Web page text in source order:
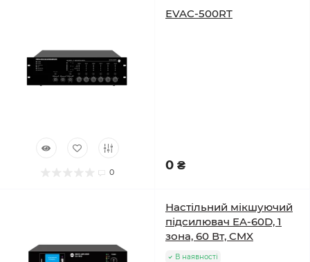
0
EVAC-500RT
0 ₴
Настільний мікшуючий
підсилювач EA-60D, 1
зона, 60 Вт, CMX
В наявності